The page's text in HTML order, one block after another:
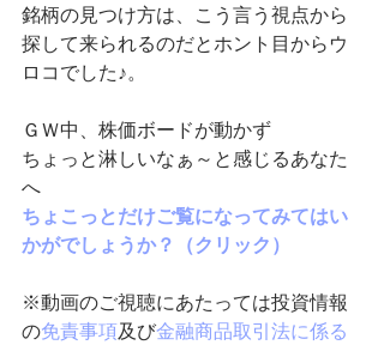
銘柄の見つけ方は、こう言う視点から
探して来られるのだとホント目からウ
ロコでした♪。
ＧＷ中、株価ボードが動かず
ちょっと淋しいなぁ～と感じるあなた
へ
ちょこっとだけご覧になってみてはい
かがでしょうか？（クリック）
※動画のご視聴にあたっては投資情報
の免責事項及び金融商品取引法に係る